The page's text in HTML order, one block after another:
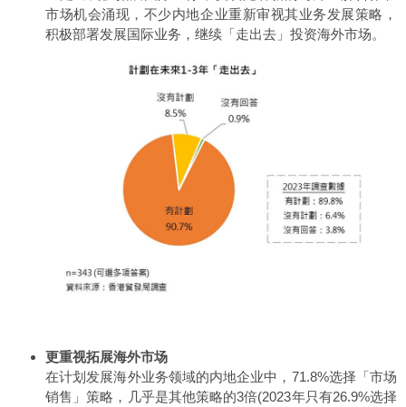
市场机会涌现，不少内地企业重新审视其业务发展策略，
积极部署发展国际业务，继续「走出去」投资海外市场。
更重视拓展海外市场
在计划发展海外业务领域的内地企业中，71.8%选择「市场
销售」策略，几乎是其他策略的3倍(2023年只有26.9%选择